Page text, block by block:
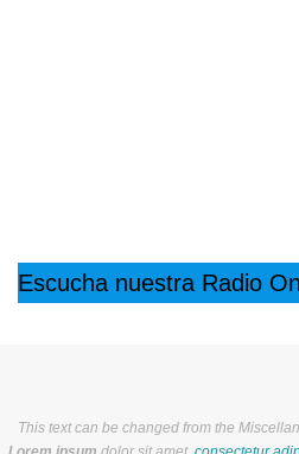
Escucha nuestra Radio
This text can be changed from the